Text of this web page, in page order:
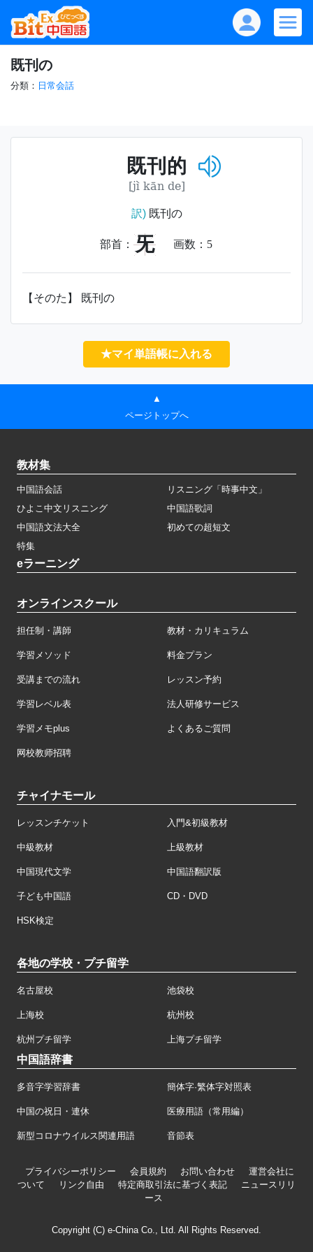
既刊の
分類： 日常会話
既刊的
[jì kān de]
訳)既刊の
部首： 旡 画数： 5
【そのた】 既刊の
★マイ単語帳に入れる
▲
ページトップへ
教材集
中国語会話
リスニング「時事中文」
ひよこ中文リスニング
中国語歌詞
中国語文法大全
初めての超短文
特集
eラーニング
オンラインスクール
担任制・講師 教材・カリキュラム
学習メソッド 料金プラン
受講までの流れ レッスン予約
学習レベル表 法人研修サービス
学習メモplus よくあるご質問
网校教师招聘
チャイナモール
レッスンチケット 入門&初級教材
中級教材 上級教材
中国現代文学 中国語翻訳版
子ども中国語 CD・DVD
HSK検定
各地の学校・プチ留学
名古屋校 池袋校
上海校 杭州校
杭州プチ留学 上海プチ留学
中国語辞書
多音字学習辞書 簡体字·繁体字対照表
中国の祝日・連休 医療用語（常用編）
新型コロナウイルス関連用語 音節表
プライバシーポリシー 会員規約 お問い合わせ
運営会社に
ついて
リンク自由 特定商取引法に基づく表記
ニュースリリ
ース
Copyright (C) e-China Co., Ltd. All Rights Reserved.